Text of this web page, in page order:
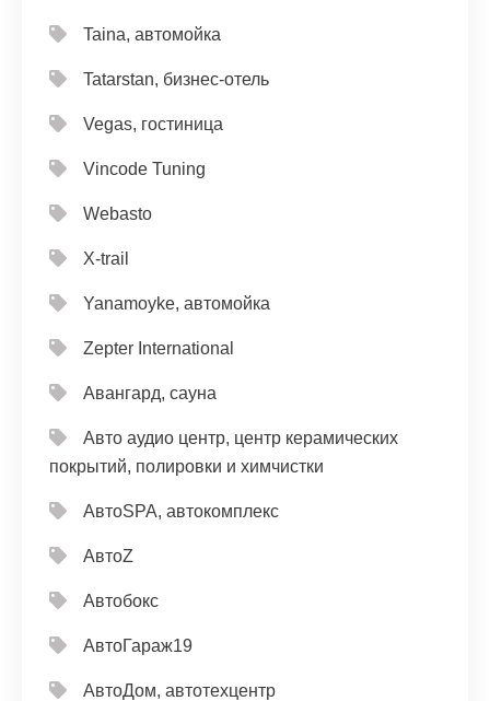
Taina, автомойка
Tatarstan, бизнес-отель
Vegas, гостиница
Vincode Tuning
Webasto
X-trail
Yanamoyke, автомойка
Zepter International
Авангард, сауна
Авто аудио центр, центр керамических
покрытий, полировки и химчистки
АвтоSPA, автокомплекс
АвтоZ
Автобокс
АвтоГараж19
АвтоДом, автотехцентр